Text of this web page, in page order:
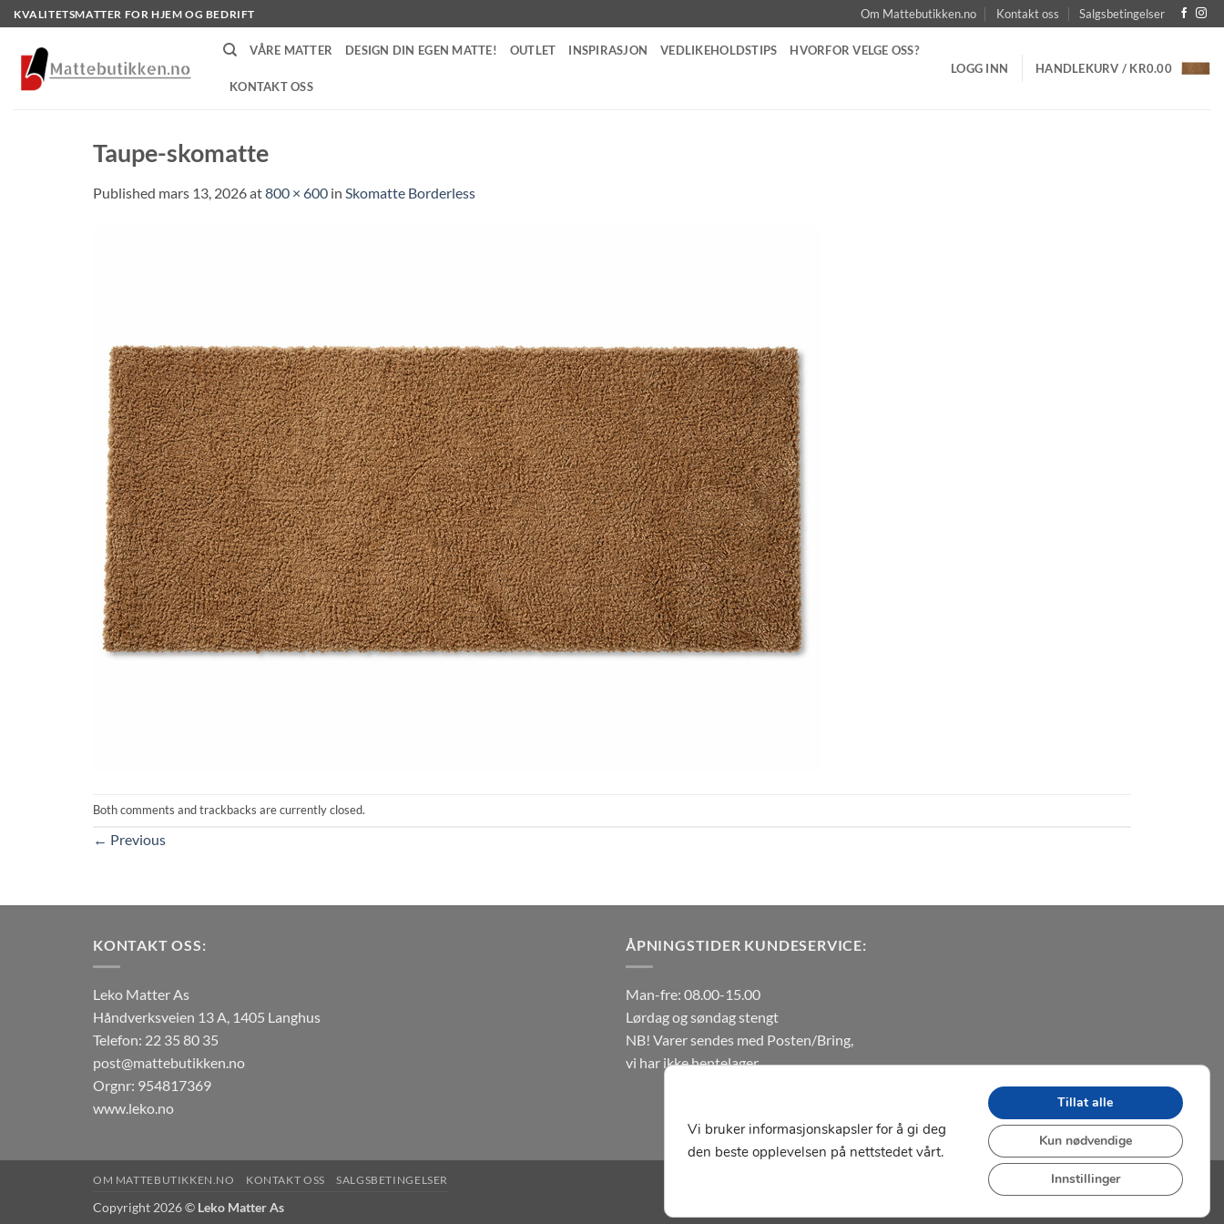
Skip
to
content
KVALITETSMATTER FOR HJEM OG BEDRIFT Om Mattebutikken.no Kontakt oss Salgsbetingelser
VÅRE MATTER DESIGN DIN EGEN MATTE! OUTLET INSPIRASJON VEDLIKEHOLDSTIPS HVORFOR VELGE OSS?
KONTAKT OSS
LOGG INN HANDLEKURV / KR0.00
Taupe-skomatte
Published mars 13, 2026at800 × 600 in Skomatte Borderless
Both comments and trackbacks are currently closed.
← Previous
KONTAKT OSS:
Leko Matter As
Håndverksveien 13 A, 1405 Langhus
Telefon: 22 35 80 35
post@mattebutikken.no
Orgnr: 954817369
www.leko.no
ÅPNINGSTIDER KUNDESERVICE:
Man-fre: 08.00-15.00
Lørdag og søndag stengt
NB! Varer sendes med Posten/Bring,
vi har ikke hentelager.
Vipps
Apple
Google
OM MATTEBUTIKKEN.NO KONTAKT OSS SALGSBETINGELSER
Copyright 2026 © Leko Matter As
Vi bruker informasjonskapsler for å gi deg
den beste opplevelsen på nettstedet vårt.
Tillat alle
Kun nødvendige
Innstillinger